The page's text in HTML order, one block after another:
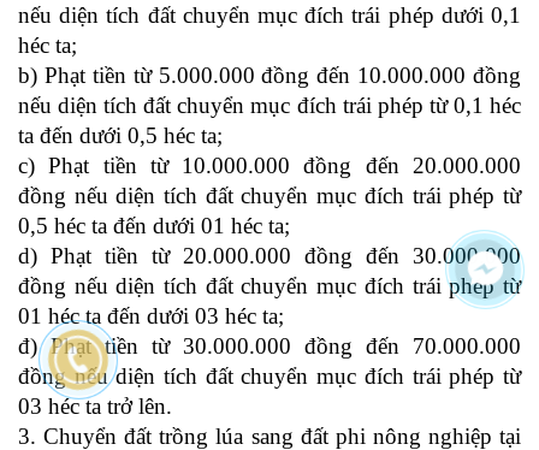
nếu diện tích đất chuyển mục đích trái phép dưới 0,1
héc ta;
b) Phạt tiền từ 5.000.000 đồng đến 10.000.000 đồng
nếu diện tích đất chuyển mục đích trái phép từ 0,1 héc
ta đến dưới 0,5 héc ta;
c) Phạt tiền từ 10.000.000 đồng đến 20.000.000
đồng nếu diện tích đất chuyển mục đích trái phép từ
0,5 héc ta đến dưới 01 héc ta;
d) Phạt tiền từ 20.000.000 đồng đến 30.000.000
đồng nếu diện tích đất chuyển mục đích trái phép từ
01 héc ta đến dưới 03 héc ta;
đ) Phạt tiền từ 30.000.000 đồng đến 70.000.000
đồng nếu diện tích đất chuyển mục đích trái phép từ
03 héc ta trở lên.
3. Chuyển đất trồng lúa sang đất phi nông nghiệp tại